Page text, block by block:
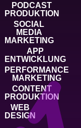
PODCAST
PRODUKTION
SOCIAL
MEDIA
MARKETING
APP
ENTWICKLUNG
PERFORMANCE
MARKETING
CONTENT
PRODUKTION
WEB
DESIGN